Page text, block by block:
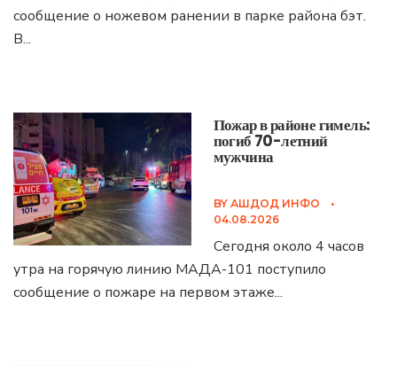
сообщение о ножевом ранении в парке района бэт.
В...
Пожар в районе гимель:
погиб 70-летний
мужчина
BY АШДОД ИНФО
•
04.08.2026
Сегодня около 4 часов
утра на горячую линию МАДА-101 поступило
сообщение о пожаре на первом этаже...